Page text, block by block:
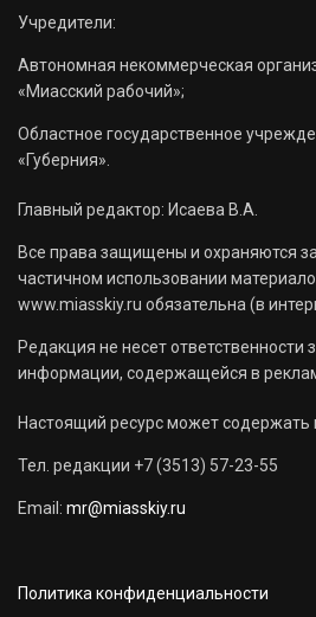
Учредители:
Автономная некоммерческая
«Миасский рабочий»;
Областное государственное
«Губерния».
Главный редактор: Исаева В.А.
Все права защищены и охраняются
частичном использовании
www.miasskiy.ru обязательна (в
Редакция не несет ответственности
информации, содержащейся в
Настоящий ресурс может содержать
Тел. редакции +7 (3513) 57-23-55
Email: mr@miasskiy.ru
Политика конфиденциальности